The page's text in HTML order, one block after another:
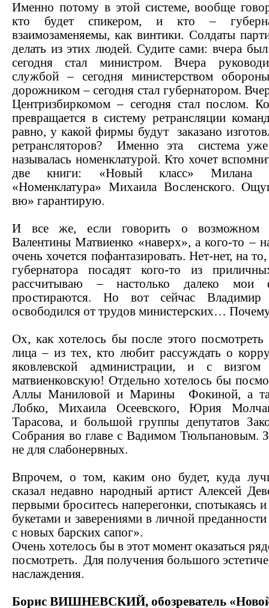
Именно потому в этой системе, вообще
кто будет спикером, и кто –
взаимозаменяемы, как винтики. Солдаты
делать из этих людей. Судите сами: вчера
сегодня стал министром. Вчера
службой – сегодня министерством
дорожником – сегодня стал губернатором.
Центризбиркомом – сегодня стал послом.
превращается в систему ретрансляции
равно, у какой фирмы будут
заказано
ретрансляторов?
Именно эта
система
называлась номенклатурой. Кто хочет
две книги: «Новый класс» Милана
«Номенклатура» Михаила Восленского.
вю» гарантирую.
И все же, если говорить о возможном
Валентины Матвиенко «наверх», а кого-то –
очень хочется пофантазировать. Нет-нет, на
губернатора посадят кого-то из
рассчитываю – настолько далеко мои
простираются. Но вот сейчас Владимир
освободился от трудов министерских…
Ох, как хотелось бы после этого посмотреть
лица – из тех, кто любит рассуждать о
яковлевской администрации, и с визгом
матвиенковскую! Отдельно хотелось бы
Аллы Маниловой и Марины
Фокиной, а
Лобко, Михаила Осеевского, Юрия
Тарасова, и большой группы депутатов
Собрания во главе с Вадимом Тюльпановым.
не для слабонервных.
Впрочем, о том, каким оно будет, куда
сказал недавно народный артист Алексей
первыми броситесь наперегонки, спотыкаясь и
букетами и заверениями в личной
с новых барских сапог».
Очень хотелось бы в этот момент оказаться
посмотреть. Для получения большого
наслаждения.
Борис ВИШНЕВСКИЙ, обозреватель «Новой